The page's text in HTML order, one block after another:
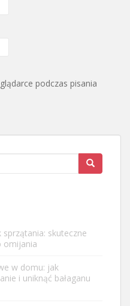
podczas pisania
sprzątania: skuteczne
omijania
w domu: jak
i uniknąć bałaganu